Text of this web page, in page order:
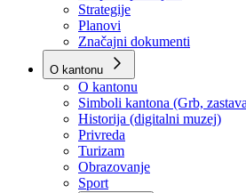
Poslovnik
Program rada Vlade
Ekspoze premijera
Strategije
Planovi
Značajni dokumenti
O kantonu
O kantonu
Simboli kantona (Grb, zastava)
Historija (digitalni muzej)
Privreda